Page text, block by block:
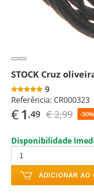
STOCK Cruz
9
Referência: CR000323
€1 ,49 € 2,99 -50%
Disponibilidade
ADICIONAR AO